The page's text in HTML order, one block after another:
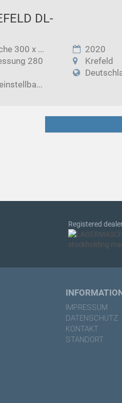
DL-
300 x ...
280
2020
Krefeld
Registered
IMPRESSUM
DATENSCHUTZ
KONTAKT
STANDORT